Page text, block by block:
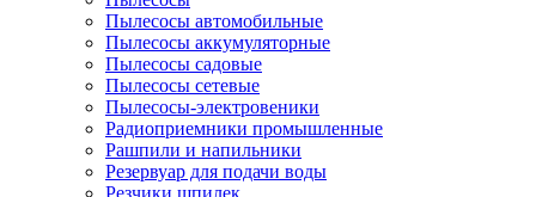
Пылесосы автомобильные
Пылесосы аккумуляторные
Пылесосы садовые
Пылесосы сетевые
Пылесосы-электровеники
Радиоприемники промышленные
Рашпили и напильники
Резервуар для подачи воды
Резчики шпилек